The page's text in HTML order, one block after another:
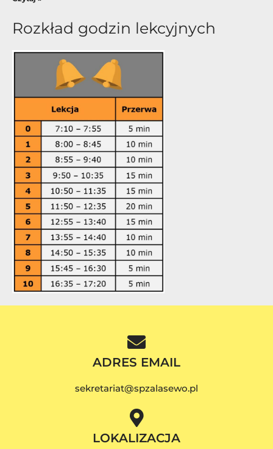
Rozkład godzin lekcyjnych
ADRES EMAIL
sekretariat@spzalasewo.pl
LOKALIZACJA